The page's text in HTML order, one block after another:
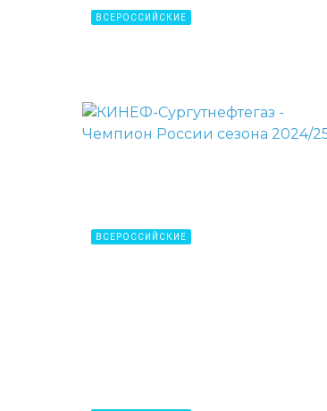
ВСЕРОССИЙСКИЕ
ВСЕРОССИЙСКИЕ